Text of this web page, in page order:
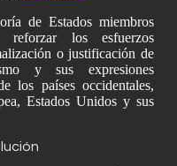
de Estados miembros
los esfuerzos
o justificación de
y sus expresiones
los países occidentales,
Estados Unidos y sus